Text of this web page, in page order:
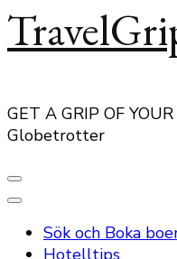
GET A GRIP OF
Globetrotter
Sök och Boka
Hotelltips